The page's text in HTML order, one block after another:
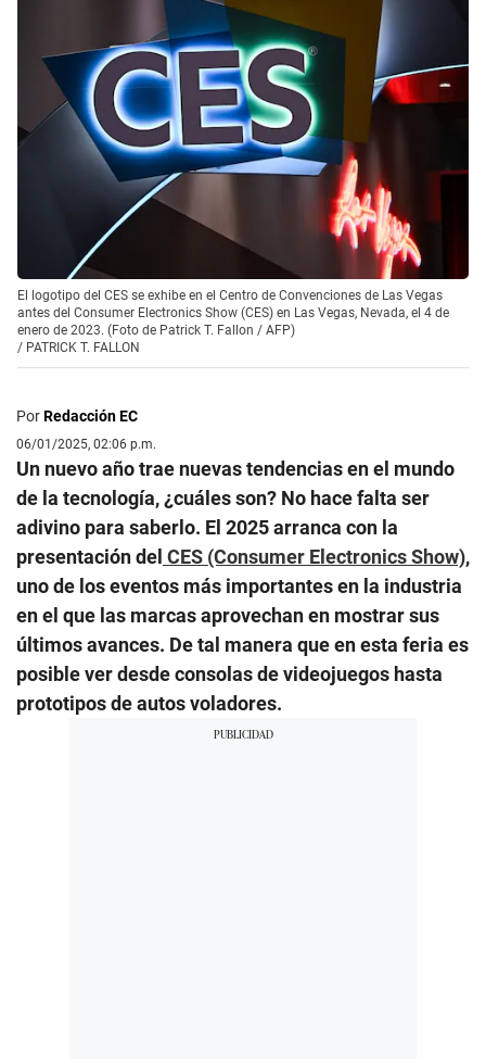
El logotipo del CES se exhibe en el Centro de Convenciones de Las Vegas
antes del Consumer Electronics Show (CES) en Las Vegas, Nevada, el 4 de
enero de 2023. (Foto de Patrick T. Fallon / AFP)
/ PATRICK T. FALLON
PorRedacción EC
06/01/2025, 02:06 p.m.
Un nuevo año trae nuevas tendencias en el mundo
de la tecnología, ¿cuáles son? No hace falta ser
adivino para saberlo. El 2025 arranca con la
presentación del CES (Consumer Electronics Show),
uno de los eventos más importantes en la industria
en el que las marcas aprovechan en mostrar sus
últimos avances. De tal manera que en esta feria es
posible ver desde consolas de videojuegos hasta
prototipos de autos voladores.